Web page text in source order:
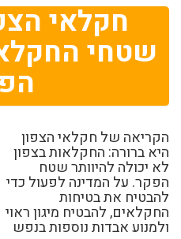
חקלאי
שטחי
הקריאה של חקלאי הצפון
היא ברורה: החקלאות בצפון
לא יכולה להיוותר שטח
הפקר. על המדינה לפעול כדי
להבטיח את בטיחות
החקלאים, להבטיח מיגון ראוי
ולמנוע אבדות נוספות בנפש